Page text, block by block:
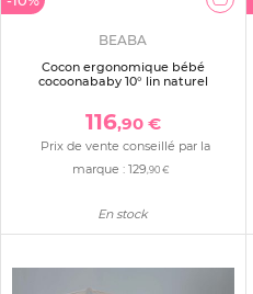
BEABA
Cocon ergonomique bébé
cocoonababy 10° lin naturel
116,90 €
Prix de vente conseillé par la
marque : 129 ,90 €
En stock